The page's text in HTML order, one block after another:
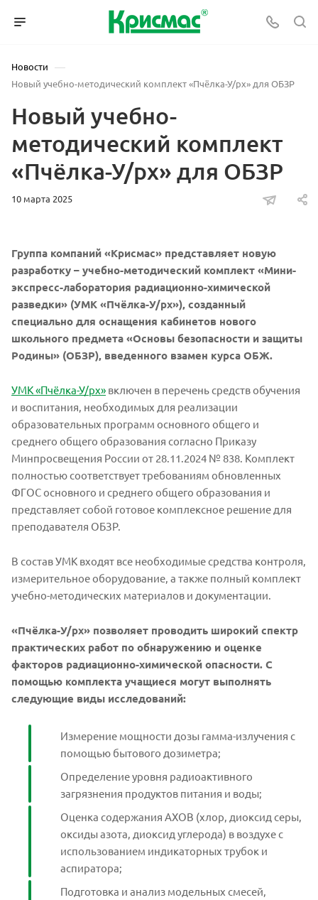
Новости —
Новый учебно-методический комплект «Пчёлка-У/рх» для ОБЗР
Новый учебно-
методический комплект
«Пчёлка-У/рх» для ОБЗР
10 марта 2025
Группа компаний «Крисмас» представляет новую
разработку – учебно-методический комплект «Мини-
экспресс-лаборатория радиационно-химической
разведки» (УМК «Пчёлка-У/рх»), созданный
специально для оснащения кабинетов нового
школьного предмета «Основы безопасности и защиты
Родины» (ОБЗР), введенного взамен курса ОБЖ.
УМК «Пчёлка-У/рх» включен в перечень средств обучения
и воспитания, необходимых для реализации
образовательных программ основного общего и
среднего общего образования согласно Приказу
Минпросвещения России от 28.11.2024 № 838. Комплект
полностью соответствует требованиям обновленных
ФГОС основного и среднего общего образования и
представляет собой готовое комплексное решение для
преподавателя ОБЗР.
В состав УМК входят все необходимые средства контроля,
измерительное оборудование, а также полный комплект
учебно-методических материалов и документации.
«Пчёлка-У/рх» позволяет проводить широкий спектр
практических работ по обнаружению и оценке
факторов радиационно-химической опасности. С
помощью комплекта учащиеся могут выполнять
следующие виды исследований:
Измерение мощности дозы гамма-излучения с
помощью бытового дозиметра;
Определение уровня радиоактивного
загрязнения продуктов питания и воды;
Оценка содержания АХОВ (хлор, диоксид серы,
оксиды азота, диоксид углерода) в воздухе с
использованием индикаторных трубок и
аспиратора;
Подготовка и анализ модельных смесей,